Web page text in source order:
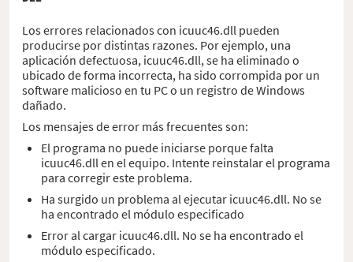
Los errores relacionados con icuuc46.dll pueden
producirse por distintas razones. Por ejemplo, una
aplicación defectuosa, icuuc46.dll, se ha eliminado o
ubicado de forma incorrecta, ha sido corrompida por un
software malicioso en tu PC o un registro de Windows
dañado.
Los mensajes de error más frecuentes son:
El programa no puede iniciarse porque falta
icuuc46.dll en el equipo. Intente reinstalar el programa
para corregir este problema.
Ha surgido un problema al ejecutar icuuc46.dll. No se
ha encontrado el módulo especificado
Error al cargar icuuc46.dll. No se ha encontrado el
módulo especificado.